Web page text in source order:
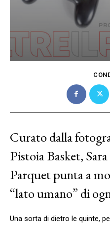
Curato dalla
Pistoia Basket,
Parquet punta a
“lato umano” di
Una sorta di dietro le quinte,